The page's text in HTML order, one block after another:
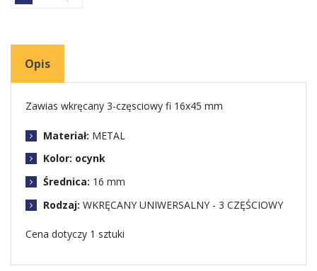
Opis
Zawias wkręcany 3-częsciowy fi 16x45 mm
Materiał: METAL
Kolor: ocynk
Średnica: 16 mm
Rodzaj: WKRĘCANY UNIWERSALNY - 3 CZĘŚCIOWY
Cena dotyczy 1 sztuki